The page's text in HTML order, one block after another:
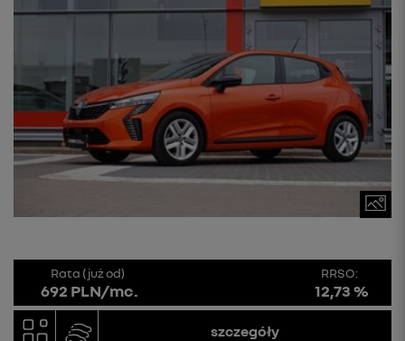
Rata (już od)
692 PLN/mc.
RRSO:
12,73 %
szczegóły